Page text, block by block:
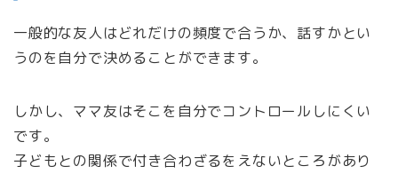
一般的な友人はどれだけの頻度で合うか、話すかとい
うのを自分で決めることができます。
しかし、ママ友はそこを自分でコントロールしにくい
です。
子どもとの関係で付き合わざるをえないところがあり